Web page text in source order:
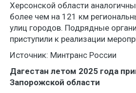
Херсонской области
более чем на 121 км
улиц городов. Подрядные
приступили к реализации
Источник: Минтранс России
Дагестан летом 2025 года
Запорожской области